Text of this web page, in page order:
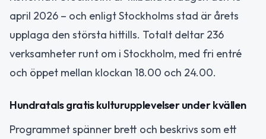
april 2026 – och enligt Stockholms stad är årets
upplaga den största hittills. Totalt deltar 236
verksamheter runt om i Stockholm, med fri entré
och öppet mellan klockan 18.00 och 24.00.
Hundratals gratis kulturupplevelser under kvällen
Programmet spänner brett och beskrivs som ett